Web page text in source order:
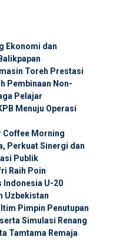
Ekonomi dan
Toreh Prestasi
Pembinaan Non-
Pelajar
Menuju Operasi
Coffee Morning
Perkuat Sinergi dan
Publik
Raih Poin
Indonesia U-20
Uzbekistan
Pimpin Penutupan
Simulasi Renang
Tamtama Remaja